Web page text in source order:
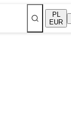
PL
EUR